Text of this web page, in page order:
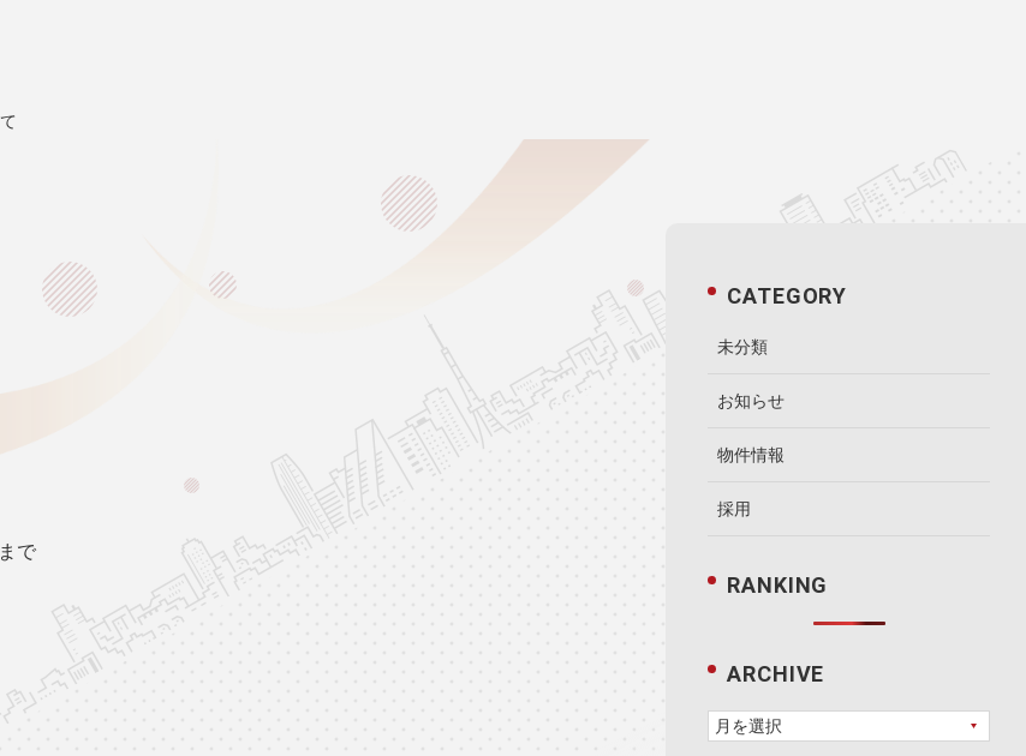
で
CATEGORY
未分類
お知らせ
物件情報
採用
RANKING
ARCHIVE